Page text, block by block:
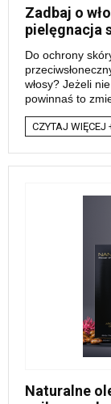
Zadbaj o
pielęgnacja
Do ochrony
włosy? Jeżeli
powinnaś to
CZYTAJ WIĘCEJ
Naturalne